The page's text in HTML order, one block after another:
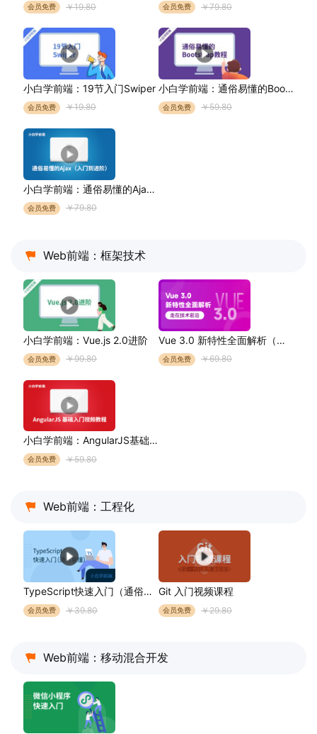
会员免费 ￥19.80 会员免费 ￥79.80
小白学前端：19节入门Swiper
会员免费 ￥19.80
小白学前端：通俗易懂的Bootstrap教程
会员免费 ￥59.80
小白学前端：通俗易懂的Ajax教程
会员免费 ￥79.80
Web前端：框架技术
小白学前端：Vue.js 2.0进阶
会员免费 ￥99.80
Vue 3.0 新特性全面解析（走在技术前沿）
会员免费 ￥69.80
小白学前端：AngularJS基础入门
会员免费 ￥59.80
Web前端：工程化
TypeScript快速入门（通俗易懂）
会员免费 ￥39.80
Git 入门视频课程
会员免费 ￥29.80
Web前端：移动混合开发